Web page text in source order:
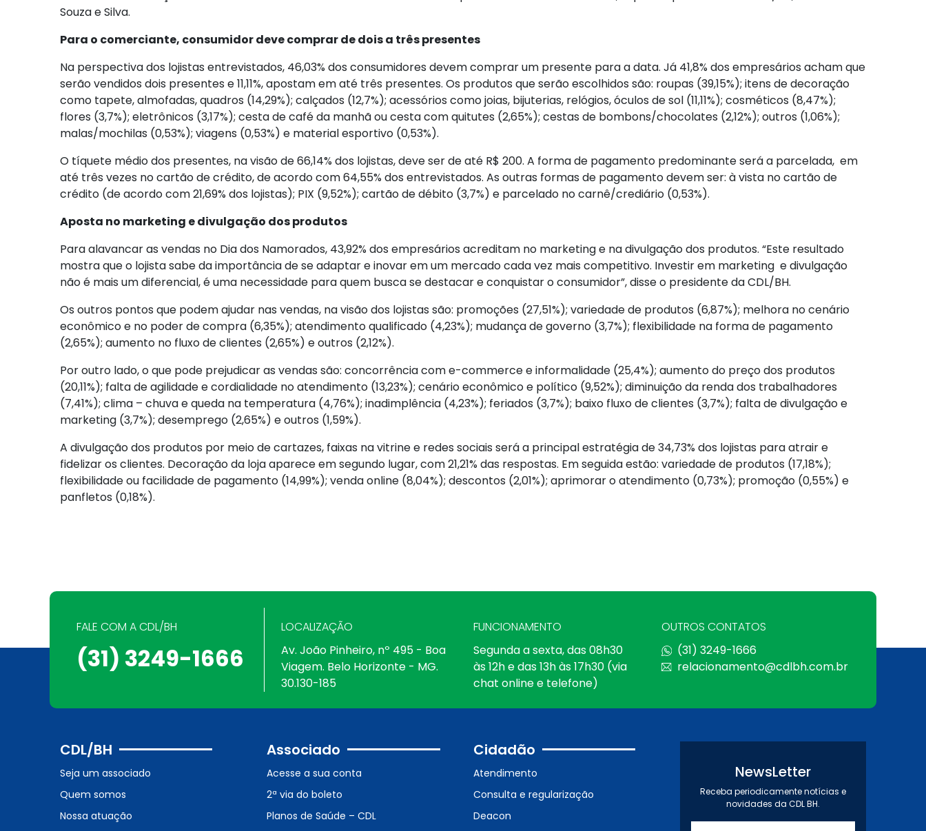
Souza e Silva.
Para o comerciante, consumidor deve comprar de dois a três presentes
Na perspectiva dos lojistas entrevistados, 46,03% dos consumidores devem comprar um presente para a data. Já 41,8% dos empresários acham que
serão vendidos dois presentes e 11,11%, apostam em até três presentes. Os produtos que serão escolhidos são: roupas (39,15%); itens de decoração
como tapete, almofadas, quadros (14,29%); calçados (12,7%); acessórios como joias, bijuterias, relógios, óculos de sol (11,11%); cosméticos (8,47%);
flores (3,7%); eletrônicos (3,17%); cesta de café da manhã ou cesta com quitutes (2,65%); cestas de bombons/chocolates (2,12%); outros (1,06%);
malas/mochilas (0,53%); viagens (0,53%) e material esportivo (0,53%).
O tíquete médio dos presentes, na visão de 66,14% dos lojistas, deve ser de até R$ 200. A forma de pagamento predominante será a parcelada, em
até três vezes no cartão de crédito, de acordo com 64,55% dos entrevistados. As outras formas de pagamento devem ser: à vista no cartão de
crédito (de acordo com 21,69% dos lojistas); PIX (9,52%); cartão de débito (3,7%) e parcelado no carnê/crediário (0,53%).
Aposta no marketing e divulgação dos produtos
Para alavancar as vendas no Dia dos Namorados, 43,92% dos empresários acreditam no marketing e na divulgação dos produtos. “Este resultado
mostra que o lojista sabe da importância de se adaptar e inovar em um mercado cada vez mais competitivo. Investir em marketing e divulgação
não é mais um diferencial, é uma necessidade para quem busca se destacar e conquistar o consumidor”, disse o presidente da CDL/BH.
Os outros pontos que podem ajudar nas vendas, na visão dos lojistas são: promoções (27,51%); variedade de produtos (6,87%); melhora no cenário
econômico e no poder de compra (6,35%); atendimento qualificado (4,23%); mudança de governo (3,7%); flexibilidade na forma de pagamento
(2,65%); aumento no fluxo de clientes (2,65%) e outros (2,12%).
Por outro lado, o que pode prejudicar as vendas são: concorrência com e-commerce e informalidade (25,4%); aumento do preço dos produtos
(20,11%); falta de agilidade e cordialidade no atendimento (13,23%); cenário econômico e político (9,52%); diminuição da renda dos trabalhadores
(7,41%); clima – chuva e queda na temperatura (4,76%); inadimplência (4,23%); feriados (3,7%); baixo fluxo de clientes (3,7%); falta de divulgação e
marketing (3,7%); desemprego (2,65%) e outros (1,59%).
A divulgação dos produtos por meio de cartazes, faixas na vitrine e redes sociais será a principal estratégia de 34,73% dos lojistas para atrair e
fidelizar os clientes. Decoração da loja aparece em segundo lugar, com 21,21% das respostas. Em seguida estão: variedade de produtos (17,18%);
flexibilidade ou facilidade de pagamento (14,99%); venda online (8,04%); descontos (2,01%); aprimorar o atendimento (0,73%); promoção (0,55%) e
panfletos (0,18%).
FALE COM A CDL/BH
(31) 3249-1666
LOCALIZAÇÃO
Av. João Pinheiro, nº 495 - Boa
Viagem. Belo Horizonte - MG.
30.130-185
FUNCIONAMENTO
Segunda a sexta, das 08h30
às 12h e das 13h às 17h30 (via
chat online e telefone)
OUTROS CONTATOS
(31) 3249-1666
relacionamento@cdlbh.com.br
CDL/BH
Seja um associado
Quem somos
Nossa atuação
Associado
Acesse a sua conta
2ª via do boleto
Planos de Saúde – CDL
Cidadão
Atendimento
Consulta e regularização
Deacon
NewsLetter
Receba periodicamente notícias e
novidades da CDL BH.